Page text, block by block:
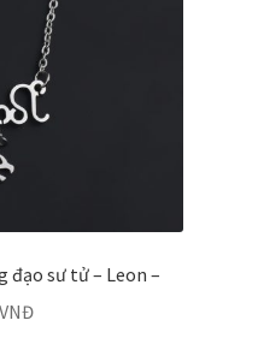
đạo sư tử – Leon –
VNĐ